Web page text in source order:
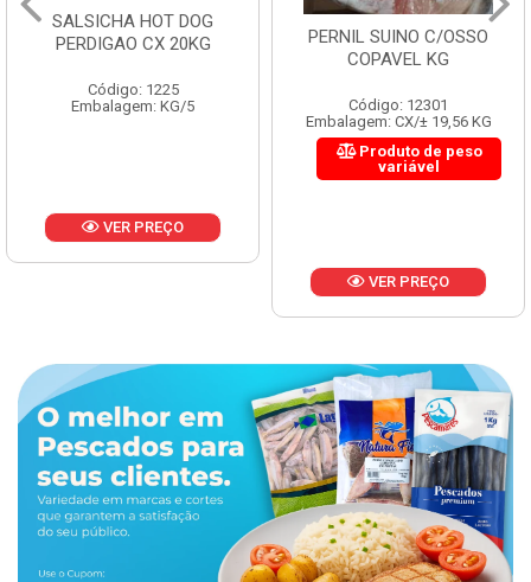
SALSICHA HOT DOG
PERDIGAO CX 20KG
Código: 1225
Embalagem: KG/5
VER PREÇO
PERNIL SUINO C/OSSO
COPAVEL KG
Código: 12301
Embalagem: CX/± 19,56 KG
Produto de peso
variável
VER PREÇO